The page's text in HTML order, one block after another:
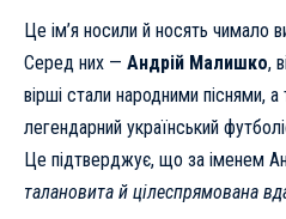
Це ім’я носили й носять чимало
Серед них — Андрій Малишко,
вірші стали народними піснями,
легендарний український
Це підтверджує, що за іменем
талановита й цілеспрямована